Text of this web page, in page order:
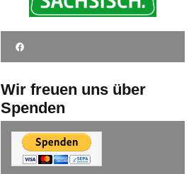
Wir freuen uns über
Spenden